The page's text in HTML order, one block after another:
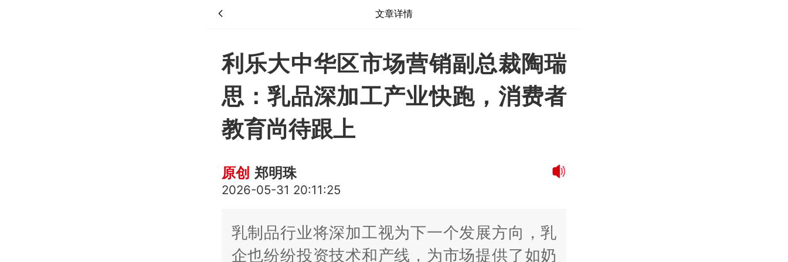
文章详情
利乐大中华区市场营销副总裁陶瑞
思：乳品深加工产业快跑，消费者
教育尚待跟上
原创 郑明珠
2026-05-31 20:11:25
乳制品行业将深加工视为下一个发展方向，乳
企也纷纷投资技术和产线，为市场提供了如奶